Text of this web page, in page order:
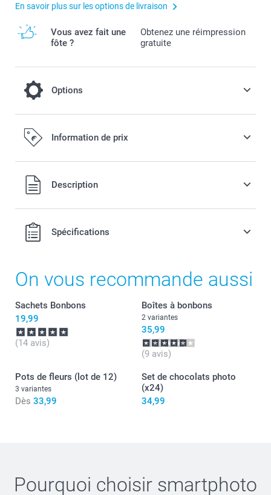
En savoir plus sur les options de livraison
Vous avez fait une
fôte ?
Obtenez une réimpression
gratuite
Options
Garnissez vos boîtes de délicieux bonbons
15,99 / pièce
Ajoutez de délicieux bonbons sucrés à votre commande.
Cœurs sucrés
Vous trouverez les informations nutritionnelles des
ici
Rehaussez vos boîtes et sachets d’un
3,00 / pièce
Ruban luxueux en organza bordé de satin
Rouleau de 10 m
Information de prix
Tous les prix sont en EURO (€), TVA incluse et hors frais de
port.
Description
Spécifications
On vous recommande aussi
Sachets Bonbons
19,99
(14 avis)
Boîtes à bonbons
2 variantes
35,99
(9 avis)
Pots de fleurs (lot de 12)
3 variantes
Dès 33,99
Set de chocolats photo
(x24)
34,99
Pourquoi choisir smartphoto